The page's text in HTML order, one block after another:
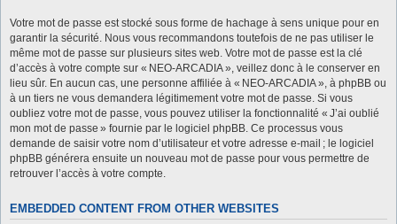
Votre mot de passe est stocké sous forme de hachage à sens unique pour en
garantir la sécurité. Nous vous recommandons toutefois de ne pas utiliser le
même mot de passe sur plusieurs sites web. Votre mot de passe est la clé
d’accès à votre compte sur « NEO-ARCADIA », veillez donc à le conserver en
lieu sûr. En aucun cas, une personne affiliée à « NEO-ARCADIA », à phpBB ou
à un tiers ne vous demandera légitimement votre mot de passe. Si vous
oubliez votre mot de passe, vous pouvez utiliser la fonctionnalité « J’ai oublié
mon mot de passe » fournie par le logiciel phpBB. Ce processus vous
demande de saisir votre nom d’utilisateur et votre adresse e-mail ; le logiciel
phpBB générera ensuite un nouveau mot de passe pour vous permettre de
retrouver l’accès à votre compte.
EMBEDDED CONTENT FROM OTHER WEBSITES